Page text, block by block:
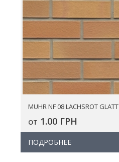
MUHR NF 08 LACHSROT GLATT
ОТ 1.00 ГРН
ПОДРОБНЕЕ